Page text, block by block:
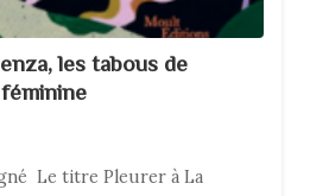
les tabous de
Le titre Pleurer à La